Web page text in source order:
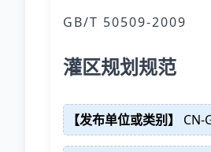
GB/T 50509-2009
灌区规划规范
【发布单位或类别】 CN-